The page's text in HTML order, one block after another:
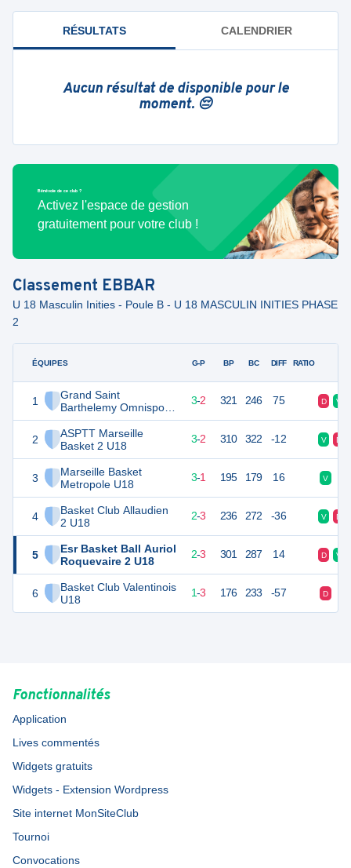
RÉSULTATS CALENDRIER
Aucun résultat de disponible pour le
moment. 😔
Bénévole de ce club ?
Activez l'espace de gestion
gratuitement pour votre club !
Classement EBBAR
U 18 Masculin Inities - Poule B - U 18 MASCULIN INITIES PHASE
2
ÉQUIPES
1
Grand Saint
Barthelemy Omnisport
U18
2
ASPTT Marseille
Basket 2 U18
3
Marseille Basket
Metropole U18
4
Basket Club Allaudien
2 U18
5
Esr Basket Ball Auriol
Roquevaire 2 U18
6
Basket Club Valentinois
U18
G-P BP BC DIFF RATIO
8 3-2 321 246 75 D V
8 3-2 310 322 -12 V D
7 3-1 195 179 16 V
7 5 2-3 236 272 -36 V D
7 5 2-3 301 287 14 D V
5 4 1-3 176 233 -57 D
Fonctionnalités
Application
Lives commentés
Widgets gratuits
Widgets - Extension Wordpress
Site internet MonSiteClub
Tournoi
Convocations